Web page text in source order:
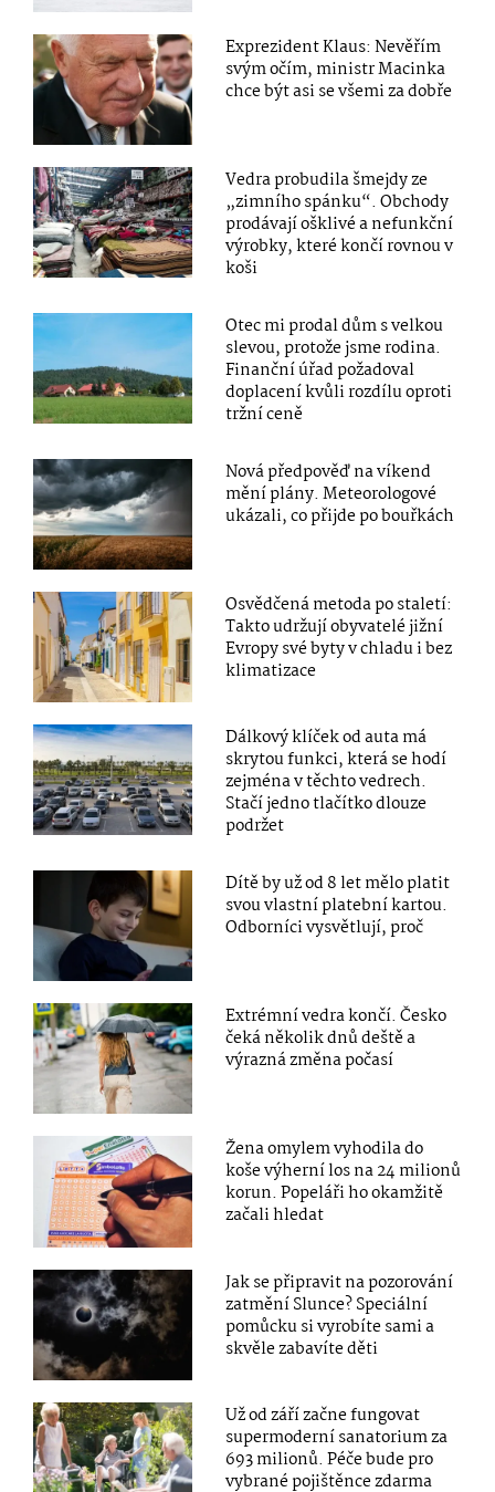
Exprezident Klaus: Nevěřím
svým očím, ministr Macinka
chce být asi se všemi za dobře
Vedra probudila šmejdy ze
„zimního spánku“. Obchody
prodávají ošklivé a nefunkční
výrobky, které končí rovnou v
koši
Otec mi prodal dům s velkou
slevou, protože jsme rodina.
Finanční úřad požadoval
doplacení kvůli rozdílu oproti
tržní ceně
Nová předpověď na víkend
mění plány. Meteorologové
ukázali, co přijde po bouřkách
Osvědčená metoda po staletí:
Takto udržují obyvatelé jižní
Evropy své byty v chladu i bez
klimatizace
Dálkový klíček od auta má
skrytou funkci, která se hodí
zejména v těchto vedrech.
Stačí jedno tlačítko dlouze
podržet
Dítě by už od 8 let mělo platit
svou vlastní platební kartou.
Odborníci vysvětlují, proč
Extrémní vedra končí. Česko
čeká několik dnů deště a
výrazná změna počasí
Žena omylem vyhodila do
koše výherní los na 24 milionů
korun. Popeláři ho okamžitě
začali hledat
Jak se připravit na pozorování
zatmění Slunce? Speciální
pomůcku si vyrobíte sami a
skvěle zabavíte děti
Už od září začne fungovat
supermoderní sanatorium za
693 milionů. Péče bude pro
vybrané pojištěnce zdarma